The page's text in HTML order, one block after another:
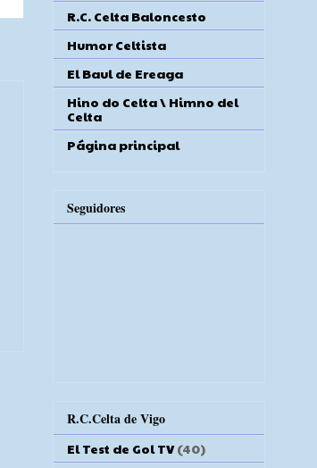
R.C. Celta Baloncesto
Humor Celtista
El Baul de Ereaga
Hino do Celta \ Himno del
Celta
Página principal
Seguidores
R.C.Celta de Vigo
El Test de Gol TV (40)